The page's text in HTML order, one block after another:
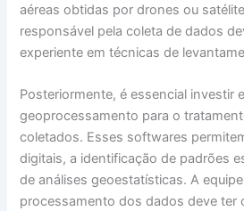
aéreas obtidas por drones ou
responsável pela coleta de dados
experiente em técnicas de
Posteriormente, é essencial investir
geoprocessamento para o
coletados. Esses softwares
digitais, a identificação de padrões
de análises geoestatísticas. A
processamento dos dados deve ter